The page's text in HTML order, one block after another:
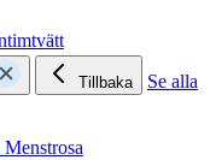
Tillbaka
Se alla
Menstrosa